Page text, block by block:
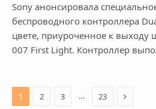
Sony анонсировала
беспроводного контроллера
цвете, приуроченное к выходу
007 First Light. Контроллер
1 2 3 … 23 Next